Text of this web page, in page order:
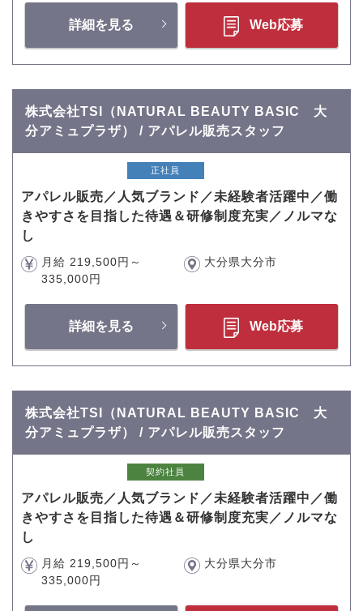
詳細を見る Web応募
株式会社TSI（NATURAL BEAUTY BASIC 大
分アミュプラザ） / アパレル販売スタッフ
正社員
アパレル販売／人気ブランド／未経験者活躍中／働
きやすさを目指した待遇＆研修制度充実／ノルマな
し
月給 219,500円～
335,000円
大分県大分市
詳細を見る Web応募
株式会社TSI（NATURAL BEAUTY BASIC 大
分アミュプラザ） / アパレル販売スタッフ
契約社員
アパレル販売／人気ブランド／未経験者活躍中／働
きやすさを目指した待遇＆研修制度充実／ノルマな
し
月給 219,500円～
335,000円
大分県大分市